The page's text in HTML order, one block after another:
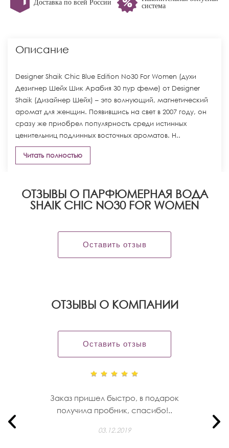
Доставка по всей России
система
Описание
Designer Shaik Chic Blue Edition No30 For Women (духи
Дезигнер Шейх Шик Арабия 30 пур феме) от Designer
Shaik (Дизайнер Шейх) – это волнующий, магнетический
аромат для женщин. Появившись на свет в 2007 году, он
сразу же приобрел популярность среди истинных
ценительниц подлинных восточных ароматов. Н..
Читать полностью
ОТЗЫВЫ О ПАРФЮМЕРНАЯ ВОДА
SHAIK CHIC NO30 FOR WOMEN
Оставить отзыв
OТЗЫВЫ О КОМПАНИИ
Оставить отзыв
Заказ пришел быстро, в подарок
получила пробник, спасибо!..
03.12.2019